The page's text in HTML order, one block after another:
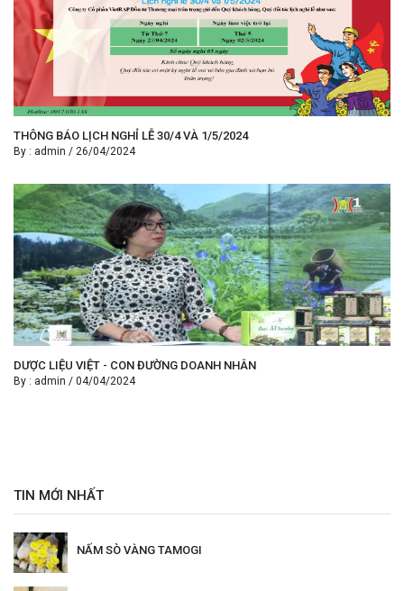
THÔNG BÁO LỊCH NGHỈ LỄ 30/4 VÀ 1/5/2024
By : admin / 26/04/2024
DƯỢC LIỆU VIỆT - CON ĐƯỜNG DOANH NHÂN
By : admin / 04/04/2024
TIN MỚI NHẤT
NẤM SÒ VÀNG TAMOGI